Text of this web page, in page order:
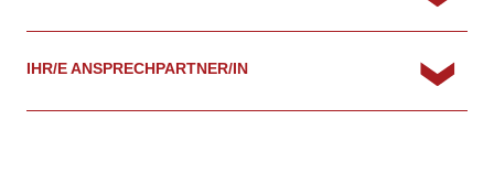
IHR/E ANSPRECHPARTNER/IN